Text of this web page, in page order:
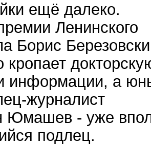
ещё далеко.
Ленинского
Борис
кропает
информации, а
журналист
Юмашев - уже
подлец.